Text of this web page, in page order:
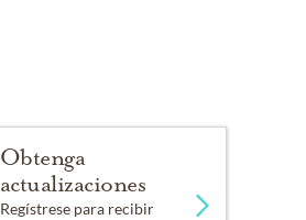
Obtenga
actualizaciones
Regístrese para recibir